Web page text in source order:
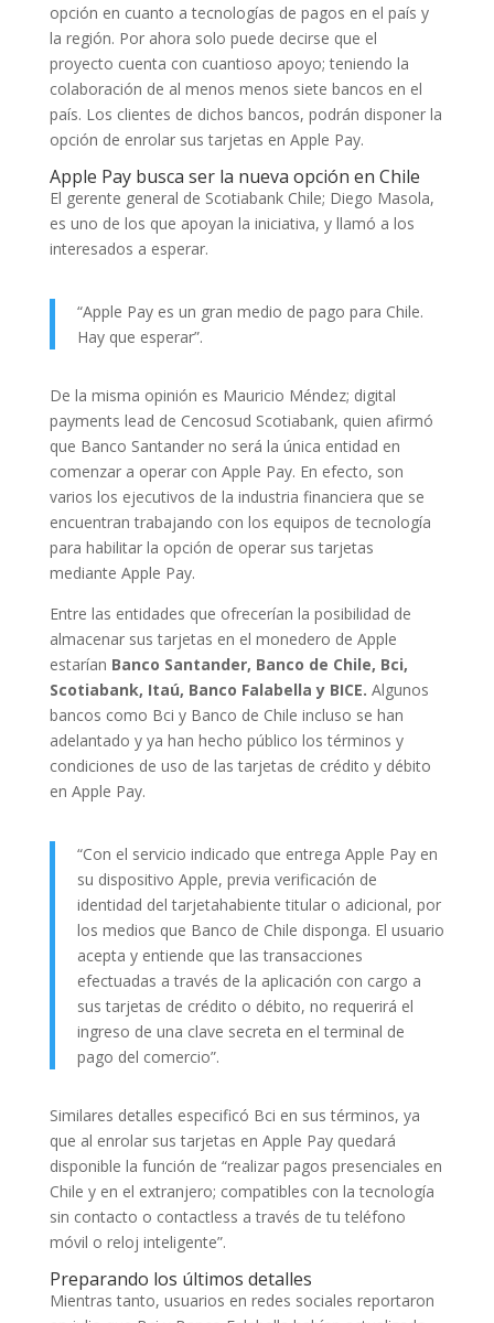
opción en cuanto a tecnologías de pagos en el país y
la región. Por ahora solo puede decirse que el
proyecto cuenta con cuantioso apoyo; teniendo la
colaboración de al menos menos siete bancos en el
país. Los clientes de dichos bancos, podrán disponer la
opción de enrolar sus tarjetas en Apple Pay.
Apple Pay busca ser la nueva opción en Chile
El gerente general de Scotiabank Chile; Diego Masola,
es uno de los que apoyan la iniciativa, y llamó a los
interesados a esperar.
“Apple Pay es un gran medio de pago para Chile.
Hay que esperar”.
De la misma opinión es Mauricio Méndez; digital
payments lead de Cencosud Scotiabank, quien afirmó
que Banco Santander no será la única entidad en
comenzar a operar con Apple Pay. En efecto, son
varios los ejecutivos de la industria financiera que se
encuentran trabajando con los equipos de tecnología
para habilitar la opción de operar sus tarjetas
mediante Apple Pay.
Entre las entidades que ofrecerían la posibilidad de
almacenar sus tarjetas en el monedero de Apple
estarían Banco Santander, Banco de Chile, Bci,
Scotiabank, Itaú, Banco Falabella y BICE. Algunos
bancos como Bci y Banco de Chile incluso se han
adelantado y ya han hecho público los términos y
condiciones de uso de las tarjetas de crédito y débito
en Apple Pay.
“Con el servicio indicado que entrega Apple Pay en
su dispositivo Apple, previa verificación de
identidad del tarjetahabiente titular o adicional, por
los medios que Banco de Chile disponga. El usuario
acepta y entiende que las transacciones
efectuadas a través de la aplicación con cargo a
sus tarjetas de crédito o débito, no requerirá el
ingreso de una clave secreta en el terminal de
pago del comercio”.
Similares detalles especificó Bci en sus términos, ya
que al enrolar sus tarjetas en Apple Pay quedará
disponible la función de “realizar pagos presenciales en
Chile y en el extranjero; compatibles con la tecnología
sin contacto o contactless a través de tu teléfono
móvil o reloj inteligente”.
Preparando los últimos detalles
Mientras tanto, usuarios en redes sociales reportaron